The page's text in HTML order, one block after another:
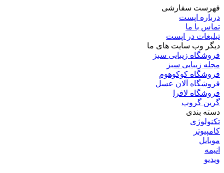
فهرست سفارشی
درباره اپست
تماس با ما
تبلیغات در اپست
دیگر وب سایت های ما
فروشگاه زیبایی سبز
مجله زیبایی سبز
فروشگاه کوکوهوم
فروشگاه آلان عسل
فروشگاه لافرا
گرین گروپ
دسته بندی
تکنولوژی
کامپیوتر
موبایل
انیمه
ویدیو